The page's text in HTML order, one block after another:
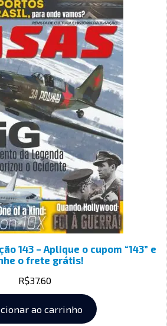
143 – Aplique o cupom “143” e
o frete grátis!
R$37.60
ao carrinho